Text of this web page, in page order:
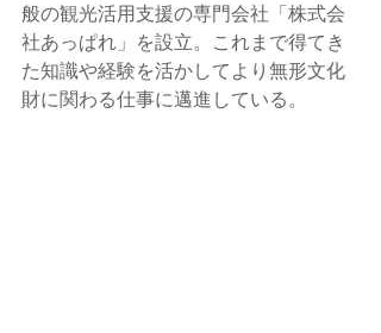
般の観光活用支援の専門会社「株式会
社あっぱれ」を設立。これまで得てき
た知識や経験を活かしてより無形文化
財に関わる仕事に邁進している。